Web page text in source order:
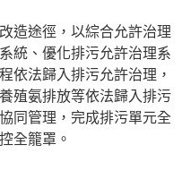
造途徑，以綜合允許治理
統、優化排污允許治理系
依法歸入排污允許治理，
殖氨排放等依法歸入排污
同管理，完成排污單元全
全籠罩。